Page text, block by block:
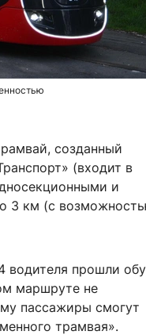
созданный
(входит в
и
3 км (с
прошли
маршруте не
пассажиры смогут
трамвая».